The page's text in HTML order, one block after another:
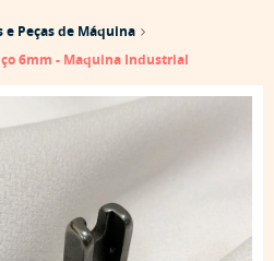
e Peças de Máquina
6mm - Maquina Industrial